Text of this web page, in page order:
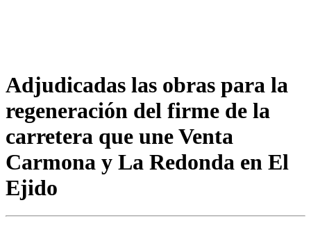
Adjudicadas las obras para la
regeneración del firme de la
carretera que une Venta
Carmona y La Redonda en El
Ejido